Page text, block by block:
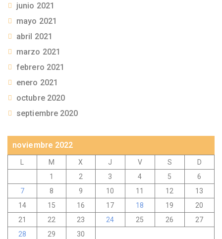
junio 2021
mayo 2021
abril 2021
marzo 2021
febrero 2021
enero 2021
octubre 2020
septiembre 2020
noviembre 2022
M X J V S
D
1
2 3 4 5
6
7
8 9 10 11 12
13
14
15 16 17 18 19
20
21
22 23 24 25 26
27
28
29 30